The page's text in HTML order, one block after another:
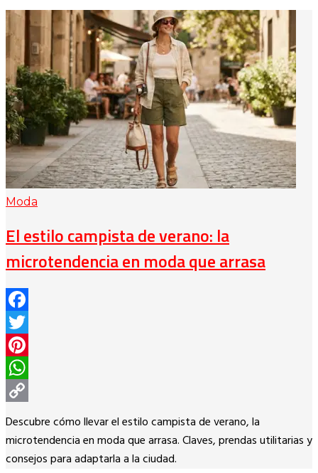
Moda
El estilo campista de verano: la
microtendencia en moda que arrasa
Facebook
Twitter
Pinterest
WhatsApp
Copy
Link
Descubre cómo llevar el estilo campista de verano, la
microtendencia en moda que arrasa. Claves, prendas utilitarias y
consejos para adaptarla a la ciudad.